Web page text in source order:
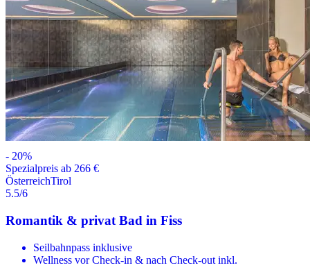
- 20%
Spezialpreis ab 266 €
ÖsterreichTirol
5.5/6
Romantik & privat Bad in Fiss
Seilbahnpass inklusive
Wellness vor Check-in & nach Check-out inkl.